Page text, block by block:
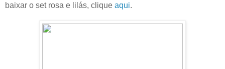
baixar o set rosa e lilás, clique aqui.